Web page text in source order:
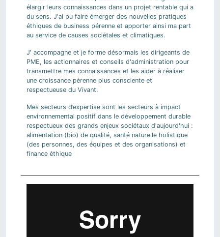
élargir leurs connaissances dans un projet rentable qui a
du sens. J'ai pu faire émerger des nouvelles pratiques
éthiques de business pérenne et apporter ainsi ma part
au service de causes sociétales et climatiques.
J' accompagne et je forme désormais les dirigeants de
PME, les actionnaires et conseils d'administration pour
transmettre mes connaissances et les aider à réaliser
une croissance pérenne plus consciente et
respectueuse du Vivant.
Mes secteurs d’expertise sont les secteurs à impact
environnemental positif dans le développement durable
respectueux des grands enjeux sociétaux d'aujourd'hui :
alimentation (bio) de qualité, santé naturelle holistique
(des personnes, des équipes et des organisations) et
finance éthique